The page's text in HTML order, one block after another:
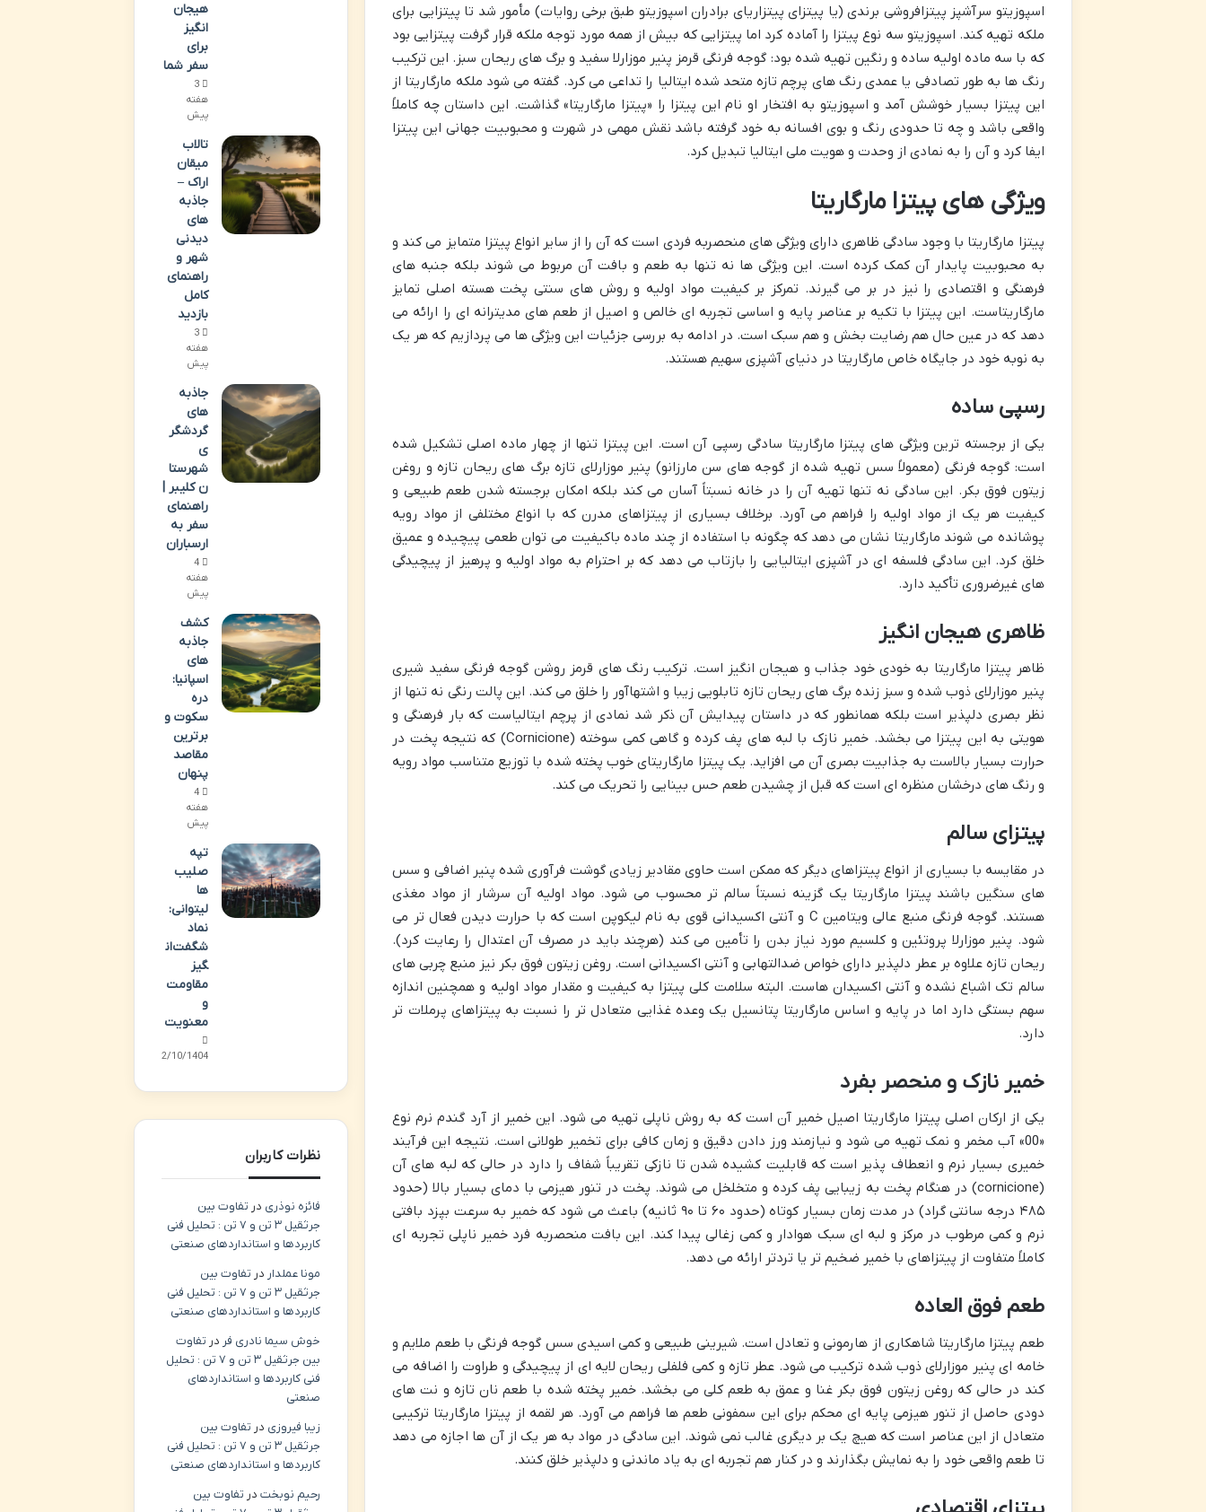
اسپوزیتو سرآشپز پیتزافروشی برندی (یا پیتزای پیتزاریای برادران اسپوزیتو طبق برخی روایات) مأمور شد تا پیتزایی برای
ملکه تهیه کند. اسپوزیتو سه نوع پیتزا را آماده کرد اما پیتزایی که بیش از همه مورد توجه ملکه قرار گرفت پیتزایی بود
که با سه ماده اولیه ساده و رنگین تهیه شده بود: گوجه فرنگی قرمز پنیر موزارلا سفید و برگ های ریحان سبز. این ترکیب
رنگ ها به طور تصادفی یا عمدی رنگ های پرچم تازه متحد شده ایتالیا را تداعی می کرد. گفته می شود ملکه مارگاریتا از
این پیتزا بسیار خوشش آمد و اسپوزیتو به افتخار او نام این پیتزا را «پیتزا مارگاریتا» گذاشت. این داستان چه کاملاً
واقعی باشد و چه تا حدودی رنگ و بوی افسانه به خود گرفته باشد نقش مهمی در شهرت و محبوبیت جهانی این پیتزا
ایفا کرد و آن را به نمادی از وحدت و هویت ملی ایتالیا تبدیل کرد.
ویژگی های پیتزا مارگاریتا
پیتزا مارگاریتا با وجود سادگی ظاهری دارای ویژگی های منحصربه فردی است که آن را از سایر انواع پیتزا متمایز می کند و
به محبوبیت پایدار آن کمک کرده است. این ویژگی ها نه تنها به طعم و بافت آن مربوط می شوند بلکه جنبه های
فرهنگی و اقتصادی را نیز در بر می گیرند. تمرکز بر کیفیت مواد اولیه و روش های سنتی پخت هسته اصلی تمایز
مارگاریتاست. این پیتزا با تکیه بر عناصر پایه و اساسی تجربه ای خالص و اصیل از طعم های مدیترانه ای را ارائه می
دهد که در عین حال هم رضایت بخش و هم سبک است. در ادامه به بررسی جزئیات این ویژگی ها می پردازیم که هر یک
به نوبه خود در جایگاه خاص مارگاریتا در دنیای آشپزی سهیم هستند.
رسپی ساده
یکی از برجسته ترین ویژگی های پیتزا مارگاریتا سادگی رسپی آن است. این پیتزا تنها از چهار ماده اصلی تشکیل شده
است: گوجه فرنگی (معمولاً سس تهیه شده از گوجه های سن مارزانو) پنیر موزارلای تازه برگ های ریحان تازه و روغن
زیتون فوق بکر. این سادگی نه تنها تهیه آن را در خانه نسبتاً آسان می کند بلکه امکان برجسته شدن طعم طبیعی و
کیفیت هر یک از مواد اولیه را فراهم می آورد. برخلاف بسیاری از پیتزاهای مدرن که با انواع مختلفی از مواد رویه
پوشانده می شوند مارگاریتا نشان می دهد که چگونه با استفاده از چند ماده باکیفیت می توان طعمی پیچیده و عمیق
خلق کرد. این سادگی فلسفه ای در آشپزی ایتالیایی را بازتاب می دهد که بر احترام به مواد اولیه و پرهیز از پیچیدگی
های غیرضروری تأکید دارد.
ظاهری هیجان انگیز
ظاهر پیتزا مارگاریتا به خودی خود جذاب و هیجان انگیز است. ترکیب رنگ های قرمز روشن گوجه فرنگی سفید شیری
پنیر موزارلای ذوب شده و سبز زنده برگ های ریحان تازه تابلویی زیبا و اشتهاآور را خلق می کند. این پالت رنگی نه تنها از
نظر بصری دلپذیر است بلکه همانطور که در داستان پیدایش آن ذکر شد نمادی از پرچم ایتالیاست که بار فرهنگی و
هویتی به این پیتزا می بخشد. خمیر نازک با لبه های پف کرده و گاهی کمی سوخته (Cornicione) که نتیجه پخت در
حرارت بسیار بالاست به جذابیت بصری آن می افزاید. یک پیتزا مارگاریتای خوب پخته شده با توزیع متناسب مواد رویه
و رنگ های درخشان منظره ای است که قبل از چشیدن طعم حس بینایی را تحریک می کند.
پیتزای سالم
در مقایسه با بسیاری از انواع پیتزاهای دیگر که ممکن است حاوی مقادیر زیادی گوشت فرآوری شده پنیر اضافی و سس
های سنگین باشند پیتزا مارگاریتا یک گزینه نسبتاً سالم تر محسوب می شود. مواد اولیه آن سرشار از مواد مغذی
هستند. گوجه فرنگی منبع عالی ویتامین C و آنتی اکسیدانی قوی به نام لیکوپن است که با حرارت دیدن فعال تر می
شود. پنیر موزارلا پروتئین و کلسیم مورد نیاز بدن را تأمین می کند (هرچند باید در مصرف آن اعتدال را رعایت کرد).
ریحان تازه علاوه بر عطر دلپذیر دارای خواص ضدالتهابی و آنتی اکسیدانی است. روغن زیتون فوق بکر نیز منبع چربی های
سالم تک اشباع نشده و آنتی اکسیدان هاست. البته سلامت کلی پیتزا به کیفیت و مقدار مواد اولیه و همچنین اندازه
سهم بستگی دارد اما در پایه و اساس مارگاریتا پتانسیل یک وعده غذایی متعادل تر را نسبت به پیتزاهای پرملات تر
دارد.
خمیر نازک و منحصر بفرد
یکی از ارکان اصلی پیتزا مارگاریتا اصیل خمیر آن است که به روش ناپلی تهیه می شود. این خمیر از آرد گندم نرم نوع
«00» آب مخمر و نمک تهیه می شود و نیازمند ورز دادن دقیق و زمان کافی برای تخمیر طولانی است. نتیجه این فرآیند
خمیری بسیار نرم و انعطاف پذیر است که قابلیت کشیده شدن تا نازکی تقریباً شفاف را دارد در حالی که لبه های آن
(cornicione) در هنگام پخت به زیبایی پف کرده و متخلخل می شوند. پخت در تنور هیزمی با دمای بسیار بالا (حدود
۴۸۵ درجه سانتی گراد) در مدت زمان بسیار کوتاه (حدود ۶۰ تا ۹۰ ثانیه) باعث می شود که خمیر به سرعت بپزد بافتی
نرم و کمی مرطوب در مرکز و لبه ای سبک هوادار و کمی زغالی پیدا کند. این بافت منحصربه فرد خمیر ناپلی تجربه ای
کاملاً متفاوت از پیتزاهای با خمیر ضخیم تر یا تردتر ارائه می دهد.
طعم فوق العاده
طعم پیتزا مارگاریتا شاهکاری از هارمونی و تعادل است. شیرینی طبیعی و کمی اسیدی سس گوجه فرنگی با طعم ملایم و
خامه ای پنیر موزارلای ذوب شده ترکیب می شود. عطر تازه و کمی فلفلی ریحان لایه ای از پیچیدگی و طراوت را اضافه می
کند در حالی که روغن زیتون فوق بکر غنا و عمق به طعم کلی می بخشد. خمیر پخته شده با طعم نان تازه و نت های
دودی حاصل از تنور هیزمی پایه ای محکم برای این سمفونی طعم ها فراهم می آورد. هر لقمه از پیتزا مارگاریتا ترکیبی
متعادل از این عناصر است که هیچ یک بر دیگری غالب نمی شوند. این سادگی در مواد به هر یک از آن ها اجازه می دهد
تا طعم واقعی خود را به نمایش بگذارند و در کنار هم تجربه ای به یاد ماندنی و دلپذیر خلق کنند.
هیجان
انگیز
برای
سفر شما
3
هفته
پیش
تالاب
میقان
اراک –
جاذبه
های
دیدنی
شهر و
راهنمای
کامل
بازدید
3
هفته
پیش
جاذبه
های
گردشگر
ی
شهرستا
ن کلیبر |
راهنمای
سفر به
ارسباران
4
هفته
پیش
کشف
جاذبه
های
اسپانیا:
دره
سکوت و
برترین
مقاصد
پنهان
4
هفته
پیش
تپه
صلیب
ها
لیتوانی:
نماد
شگفت‌ان
گیز
مقاومت
و
معنویت
02/10/1404
نظرات کاربران
فائزه نوذری در تفاوت بین
جرثقیل ۳ تن و ۷ تن : تحلیل فنی
کاربردها و استانداردهای صنعتی
مونا عملدار در تفاوت بین
جرثقیل ۳ تن و ۷ تن : تحلیل فنی
کاربردها و استانداردهای صنعتی
خوش سیما نادری فر در تفاوت
بین جرثقیل ۳ تن و ۷ تن : تحلیل
فنی کاربردها و استانداردهای
صنعتی
زیبا فیروزی در تفاوت بین
جرثقیل ۳ تن و ۷ تن : تحلیل فنی
کاربردها و استانداردهای صنعتی
رحیم نوبختدر تفاوت بین